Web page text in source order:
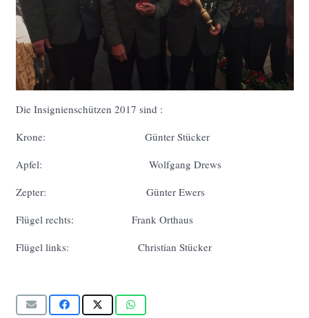
Die Insignienschützen 2017 sind :
Krone: Günter Stücker
Apfel: Wolfgang Drews
Zepter: Günter Ewers
Flügel rechts: Frank Orthaus
Flügel links: Christian Stücker